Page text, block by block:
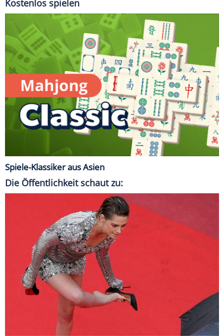
Kostenlos spielen
Spiele-Klassiker aus Asien
Die Öffentlichkeit schaut zu: